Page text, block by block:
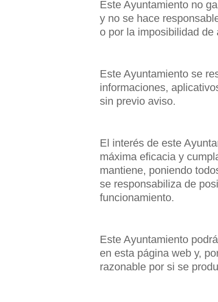
Este Ayuntamiento no
y no se hace
o por la imposibilidad
Este Ayuntamiento se
informaciones,
sin previo aviso.
El interés de este
máxima eficacia y
mantiene, poniendo
se responsabiliza de
funcionamiento.
Este Ayuntamiento
en esta página web y,
razonable por si se